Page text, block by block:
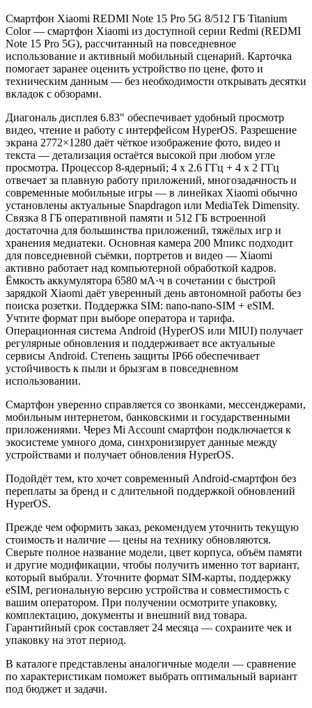
Смартфон Xiaomi REDMI Note 15 Pro 5G 8/512 ГБ Titanium
Color — смартфон Xiaomi из доступной серии Redmi (REDMI
Note 15 Pro 5G), рассчитанный на повседневное
использование и активный мобильный сценарий. Карточка
помогает заранее оценить устройство по цене, фото и
техническим данным — без необходимости открывать десятки
вкладок с обзорами.
Диагональ дисплея 6.83" обеспечивает удобный просмотр
видео, чтение и работу с интерфейсом HyperOS. Разрешение
экрана 2772×1280 даёт чёткое изображение фото, видео и
текста — детализация остаётся высокой при любом угле
просмотра. Процессор 8-ядерный; 4 x 2.6 ГГц + 4 x 2 ГГц
отвечает за плавную работу приложений, многозадачность и
современные мобильные игры — в линейках Xiaomi обычно
установлены актуальные Snapdragon или MediaTek Dimensity.
Связка 8 ГБ оперативной памяти и 512 ГБ встроенной
достаточна для большинства приложений, тяжёлых игр и
хранения медиатеки. Основная камера 200 Мпикс подходит
для повседневной съёмки, портретов и видео — Xiaomi
активно работает над компьютерной обработкой кадров.
Ёмкость аккумулятора 6580 мА·ч в сочетании с быстрой
зарядкой Xiaomi даёт уверенный день автономной работы без
поиска розетки. Поддержка SIM: nano-nano-SIM + eSIM.
Учтите формат при выборе оператора и тарифа.
Операционная система Android (HyperOS или MIUI) получает
регулярные обновления и поддерживает все актуальные
сервисы Android. Степень защиты IP66 обеспечивает
устойчивость к пыли и брызгам в повседневном
использовании.
Смартфон уверенно справляется со звонками, мессенджерами,
мобильным интернетом, банковскими и государственными
приложениями. Через Mi Account смартфон подключается к
экосистеме умного дома, синхронизирует данные между
устройствами и получает обновления HyperOS.
Подойдёт тем, кто хочет современный Android-смартфон без
переплаты за бренд и с длительной поддержкой обновлений
HyperOS.
Прежде чем оформить заказ, рекомендуем уточнить текущую
стоимость и наличие — цены на технику обновляются.
Сверьте полное название модели, цвет корпуса, объём памяти
и другие модификации, чтобы получить именно тот вариант,
который выбрали. Уточните формат SIM-карты, поддержку
eSIM, региональную версию устройства и совместимость с
вашим оператором. При получении осмотрите упаковку,
комплектацию, документы и внешний вид товара.
Гарантийный срок составляет 24 месяца — сохраните чек и
упаковку на этот период.
В каталоге представлены аналогичные модели — сравнение
по характеристикам поможет выбрать оптимальный вариант
под бюджет и задачи.